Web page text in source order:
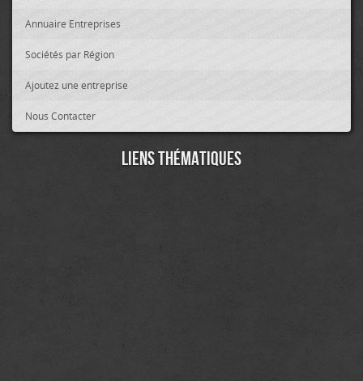
Annuaire Entreprises
Sociétés par Région
Ajoutez une entreprise
Nous Contacter
Liens thématiques